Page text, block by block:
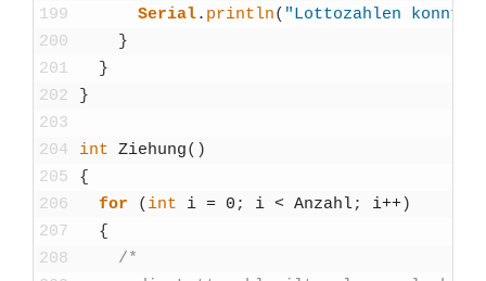
199
200
201
202
203
204
205
206
207
208
Seri­al. println( "Lot­to­zah­len konn­te
}
}
}
int Zie­hung( )
{
for
( int i = 0 ; i < Anzahl; i++)
{
/*